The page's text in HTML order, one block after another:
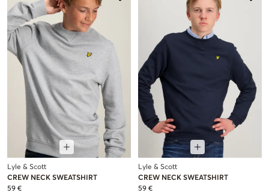
Lyle & Scott
CREW NECK SWEATSHIRT
59 €
Lyle & Scott
CREW NECK SWEATSHIRT
59 €